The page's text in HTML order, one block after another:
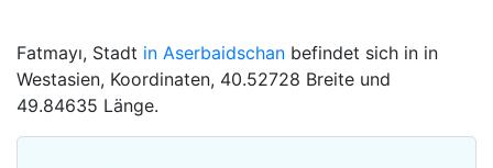
Fatmayı, Stadt in Aserbaidschan befindet sich in in
Westasien, Koordinaten, 40.52728 Breite und
49.84635 Länge.